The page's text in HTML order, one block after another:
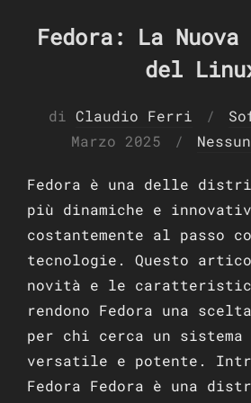
Fedora: La
del
di Claudio Ferri
Marzo 2025
Fedora è una delle
più dinamiche e
costantemente al passo
tecnologie. Questo
novità e le
rendono Fedora una
per chi cerca un sistema
versatile e potente.
Fedora Fedora è una